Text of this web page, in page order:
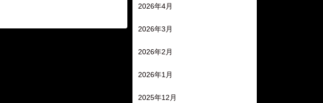
2026年4月
2026年3月
2026年2月
2026年1月
2025年12月